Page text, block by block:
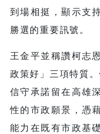
到場相挺，顯示支
勝選的重要訊號。
王金平並稱讚柯志
政策好」三項特質
信守承諾留在高雄
性的市政願景，憑
能力在既有市政基